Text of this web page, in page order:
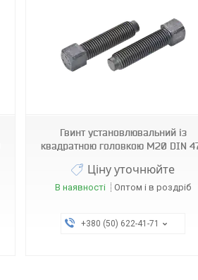
Гвинт установлювальний із
квадратною головкою М20 DIN
Ціну уточнюйте
В наявності Оптом і в роздріб
+380 (50) 622-41-71